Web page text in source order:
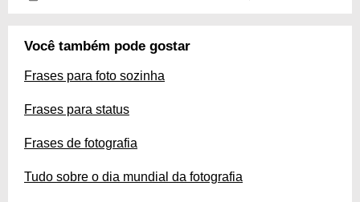
Você também pode gostar
Frases para foto sozinha
Frases para status
Frases de fotografia
Tudo sobre o dia mundial da fotografia